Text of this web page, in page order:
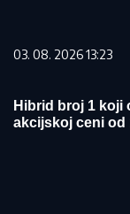
03. 08. 2026 13:23
Hibrid broj 1 koji
akcijskoj ceni od